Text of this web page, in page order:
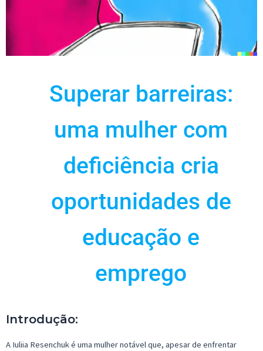
Superar barreiras:
uma mulher com
deficiência cria
oportunidades de
educação e
emprego
Introdução:
A Iuliia Resenchuké uma mulher notável que, apesar de enfrentar